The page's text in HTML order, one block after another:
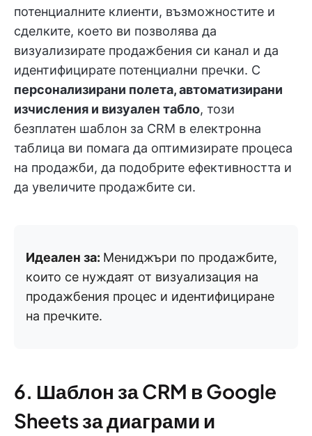
потенциалните клиенти, възможностите и
сделките, което ви позволява да
визуализирате продажбения си канал и да
идентифицирате потенциални пречки. С
персонализирани полета, автоматизирани
изчисления и визуален табло, този
безплатен шаблон за CRM в електронна
таблица ви помага да оптимизирате процеса
на продажби, да подобрите ефективността и
да увеличите продажбите си.
Идеален за: Мениджъри по продажбите,
които се нуждаят от визуализация на
продажбения процес и идентифициране
на пречките.
6. Шаблон за CRM в Google
Sheets за диаграми и